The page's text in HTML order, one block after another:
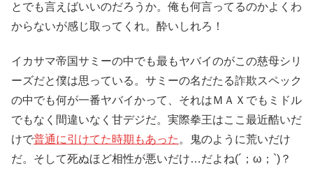
とでも言えばいいのだろうか。俺も何言ってるのかよくわ
からないが感じ取ってくれ。酔いしれろ！
イカサマ帝国サミーの中でも最もヤバイのがこの慈母シリ
ーズだと僕は思っている。サミーの名だたる詐欺スペック
の中でも何が一番ヤバイかって、それはＭＡＸでもミドル
でもなく間違いなく甘デジだ。実際拳王はここ最近酷いだ
けで普通に引けてた時期もあった。鬼のように荒いだけ
だ。そして死ぬほど相性が悪いだけ…だよね(´；ω；`)？